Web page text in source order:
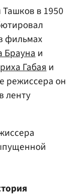
в 1950
фильмах
Браунаи
Габаяи
режиссера он
ленту